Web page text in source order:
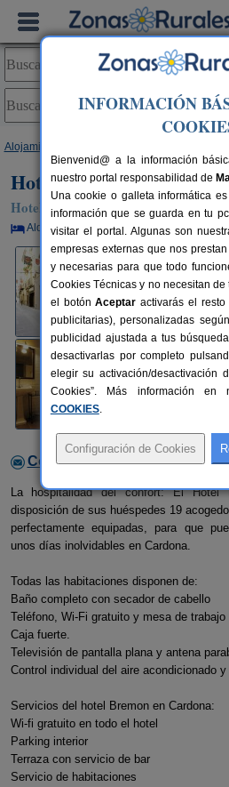
Alojamientos
Hotel Bremon
Hotel en Cardona (Barcelona)
Alquiler por habitaciones 36+4 plazas
Contactar con el alojamiento
La hospitalidad del confort: El Hotel
disposición de sus huéspedes 19
perfectamente equipadas, para que
unos días inolvidables en Cardona.
Todas las habitaciones disponen de:
Baño completo con secador de cabello
Teléfono, Wi-Fi gratuito y mesa de trabajo
Caja fuerte.
Televisión de pantalla plana y antena
Control individual del aire acondicionado
Servicios del hotel Bremon en Cardona:
Wi-fi gratuito en todo el hotel
Parking interior
Terraza con servicio de bar
Servicio de habitaciones
INFORMACIÓN
Bienvenid@ a la información
nuestro portal responsabilidad de
Una cookie o galleta informática
información que se guarda en tu
visitar el portal. Algunas son
empresas externas que nos
y necesarias para que todo
Cookies Técnicas y no necesitan
el botónAceptar activarás el
publicitarias), personalizadas
publicidad ajustada a tus
desactivarlas por completo
elegir su activación/desactivación
Cookies”. Más información en
COOKIES.